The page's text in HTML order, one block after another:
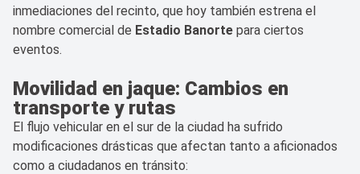
inmediaciones del recinto, que hoy también estrena el
nombre comercial de Estadio Banorte para ciertos
eventos.
Movilidad en jaque: Cambios en
transporte y rutas
El flujo vehicular en el sur de la ciudad ha sufrido
modificaciones drásticas que afectan tanto a aficionados
como a ciudadanos en tránsito: